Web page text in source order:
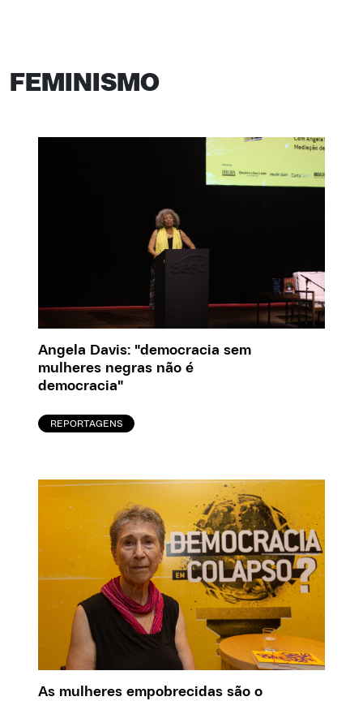
FEMINISMO
Angela Davis: "democracia sem
mulheres negras não é
democracia"
REPORTAGENS
As mulheres empobrecidas são o